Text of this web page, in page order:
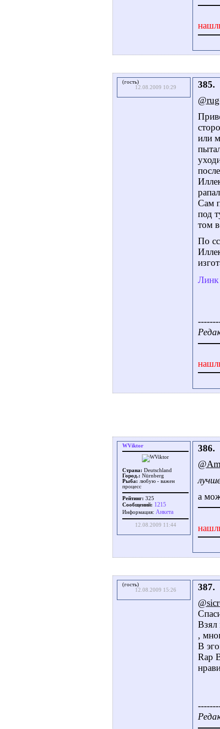
(гость)
12.08.2009 10:29
385.
или
Сам
под
том
По
Линк
WViktor
Страна: Deutschland
Город.: Nürnberg
Рыба: любую - важен
процесс
Рейтинг: 325
Сообщений: 1215
Информация: Aнкета
12.08.2009 11:44
386.
а
(гость)
12.08.2009 15:26
387.
Взял
,
В
Rap